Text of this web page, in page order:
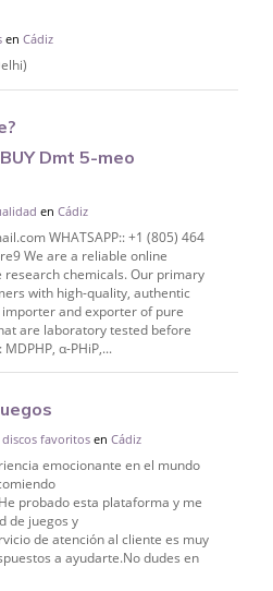
enCádiz
Dmt 5-meo
enCádiz
WHATSAPP:: +1 (805) 464
We are a reliable online
chemicals. Our primary
with high-quality, authentic
and exporter of pure
are laboratory tested before
α-PHiP,...
discos favoritos enCádiz
emocionante en el mundo
probado esta plataforma y me
de juegos y
de atención al cliente es muy
a ayudarte.No dudes en